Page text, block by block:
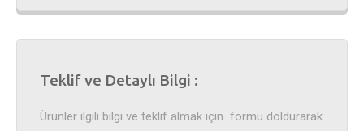
Teklif ve Detaylı Bilgi :
Ürünler ilgili bilgi ve teklif almak için formu doldurarak